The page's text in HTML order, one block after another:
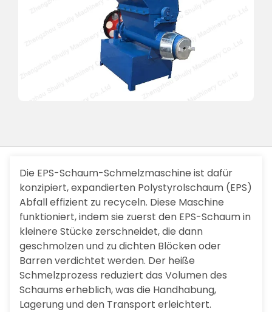
Die EPS-Schaum-Schmelzmaschine ist dafür
konzipiert, expandierten Polystyrolschaum (EPS)
Abfall effizient zu recyceln. Diese Maschine
funktioniert, indem sie zuerst den EPS-Schaum in
kleinere Stücke zerschneidet, die dann
geschmolzen und zu dichten Blöcken oder
Barren verdichtet werden. Der heiße
Schmelzprozess reduziert das Volumen des
Schaums erheblich, was die Handhabung,
Lagerung und den Transport erleichtert.